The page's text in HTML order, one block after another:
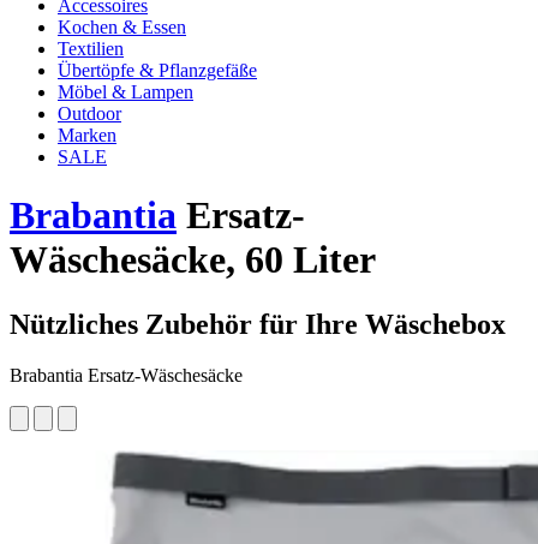
Accessoires
Kochen & Essen
Textilien
Übertöpfe & Pflanzgefäße
Möbel & Lampen
Outdoor
Marken
SALE
Brabantia Ersatz-
Wäschesäcke, 60 Liter
Nützliches Zubehör für Ihre Wäschebox
Brabantia Ersatz-Wäschesäcke